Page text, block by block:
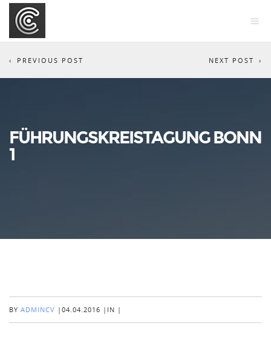
NEXT POST
PREVIOUS POST
FÜHRUNGSKREISTAGUNG BONN
1
BY ADMINCV | 04.04.2016 | IN |